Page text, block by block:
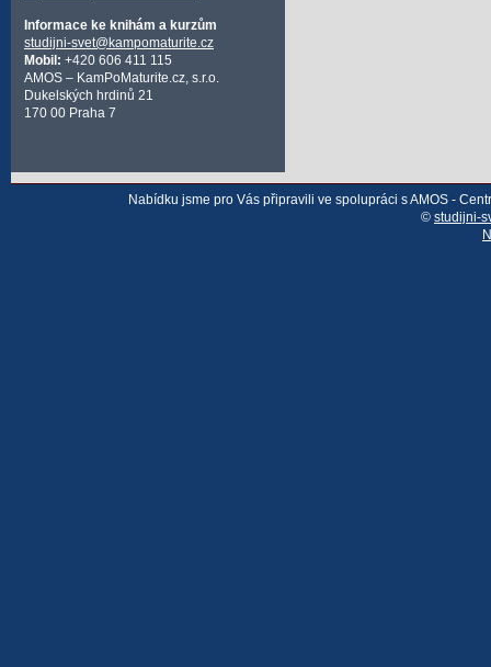
Informace ke knihám a kurzům
studijni-svet@kampomaturite.cz
Mobil: +420 606 411 115
AMOS – KamPoMaturite.cz, s.r.o.
Dukelských hrdinů 21
170 00 Praha 7
Nabídku jsme pro Vás připravili ve spolupráci s AMOS -
© studijni-